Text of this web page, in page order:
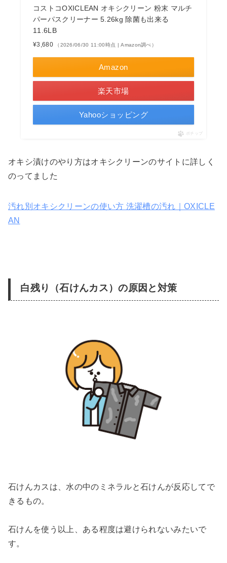
コストコOXICLEAN オキシクリーン 粉末 マルチ
パーパスクリーナー 5.26kg 除菌も出来る
11.6LB
¥3,680 （2026/06/30 11:00時点 | Amazon調べ）
Amazon
楽天市場
Yahooショッピング
ポチップ
オキシ漬けのやり方はオキシクリーンのサイトに詳しく
のってました
汚れ別オキシクリーンの使い方 洗濯槽の汚れ｜OXICLE
AN
白残り（石けんカス）の原因と対策
石けんカスは、水の中のミネラルと石けんが反応してで
きるもの。
石けんを使う以上、ある程度は避けられないみたいで
す。